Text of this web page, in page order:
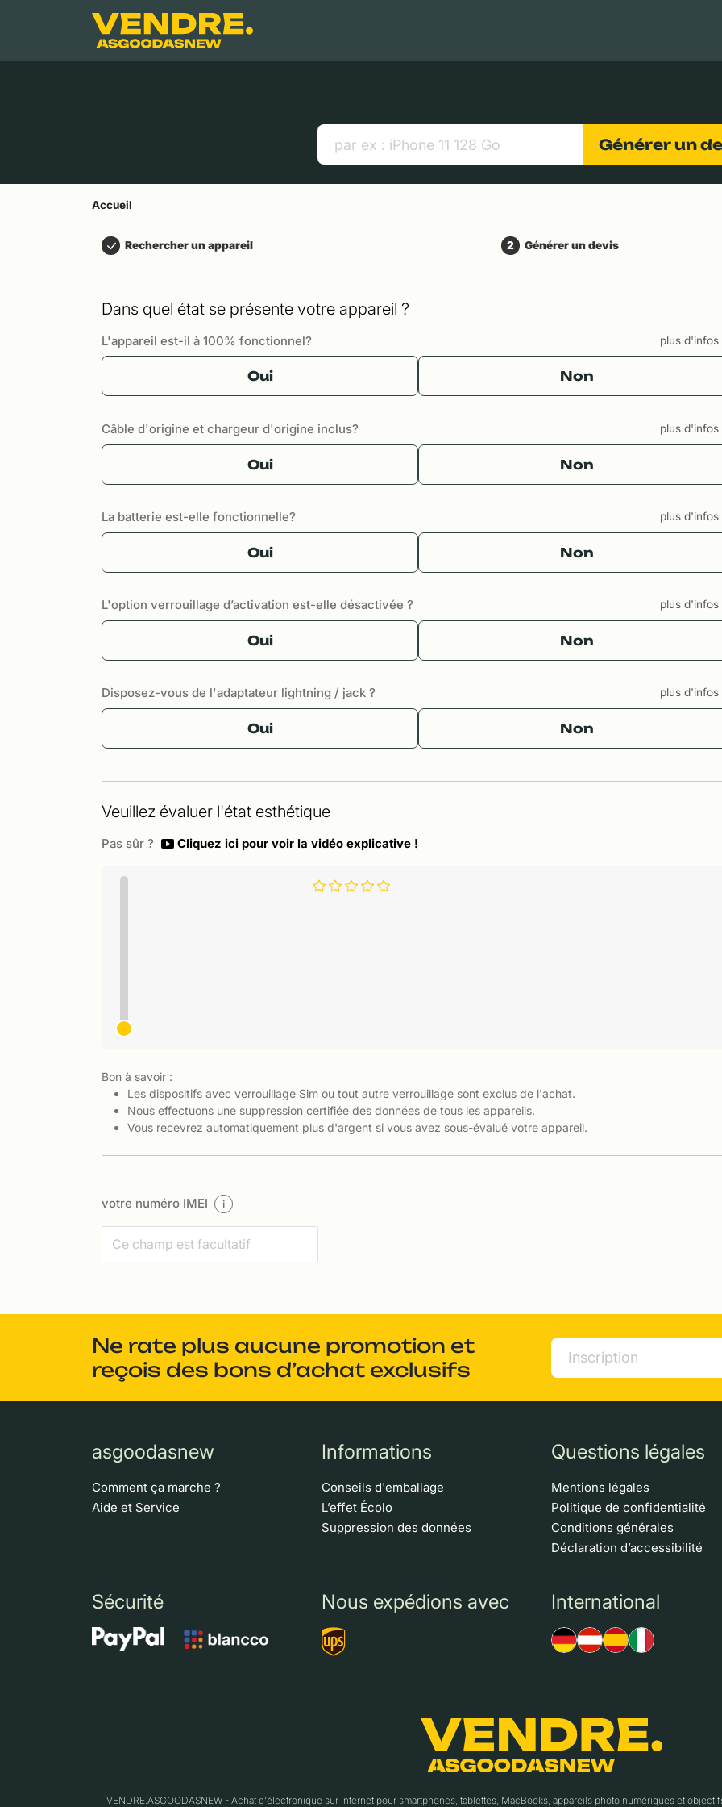
Contenu principal
Générer un
Accueil
Rechercher un appareil 2 Générer un devis
Dans quel état se présente votre appareil ?
L'appareil est-il à 100% fonctionnel? plus d'infos
Oui Non
Câble d'origine et chargeur d'origine inclus? plus d'infos
Oui Non
La batterie est-elle fonctionnelle? plus d'infos
Oui Non
L'option verrouillage d’activation est-elle désactivée ? plus d'infos
Oui Non
Disposez-vous de l'adaptateur lightning / jack ? plus d'infos
Oui Non
Veuillez évaluer l'état esthétique
Pas sûr ? Cliquez ici pour voir la vidéo explicative !
Bon à savoir :
Les dispositifs avec verrouillage Sim ou tout autre verrouillage sont exclus de l'achat.
Nous effectuons une suppression certifiée des données de tous les appareils.
Vous recevrez automatiquement plus d'argent si vous avez sous-évalué votre appareil.
votre numéro IMEI i
Ne rate plus aucune promotion et
reçois des bons d’achat exclusifs
asgoodasnew
Comment ça marche ?
Aide et Service
Informations
Conseils d'emballage
L’effet Écolo
Suppression des données
Questions légales
Mentions légales
Politique de confidentialité
Conditions générales
Déclaration d’accessibilité
Sécurité Nous expédions avec International
VENDRE.ASGOODASNEW - Achat d'électronique sur Internet pour smartphones, tablettes, MacBooks, appareils photo numériques et